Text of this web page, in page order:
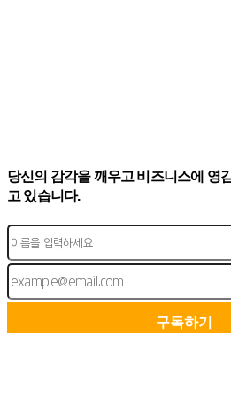
당신의 감각을 깨우고 비즈니스에 영
고 있습니다.